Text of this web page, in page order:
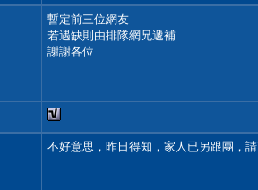
暫定前三位網友
若遇缺則由排隊網兄遞補
謝謝各位
不好意思，昨日得知，家人已另跟團，